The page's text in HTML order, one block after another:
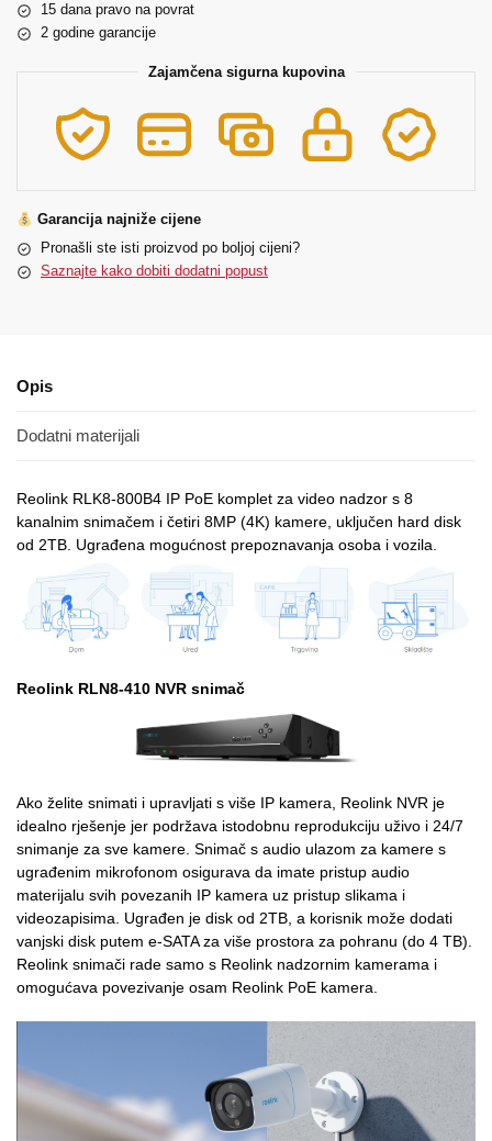
15 dana pravo na povrat
2 godine garancije
Zajamčena sigurna kupovina
Garancija najniže cijene
Pronašli ste isti proizvod po boljoj cijeni?
Saznajte kako dobiti dodatni popust
Opis
Dodatni materijali
Reolink RLK8-800B4 IP PoE komplet za video nadzor s 8
kanalnim snimačem i četiri 8MP (4K) kamere, uključen hard disk
od 2TB. Ugrađena mogućnost prepoznavanja osoba i vozila.
Reolink RLN8-410 NVR snimač
Ako želite snimati i upravljati s više IP kamera, Reolink NVR je
idealno rješenje jer podržava istodobnu reprodukciju uživo i 24/7
snimanje za sve kamere. Snimač s audio ulazom za kamere s
ugrađenim mikrofonom osigurava da imate pristup audio
materijalu svih povezanih IP kamera uz pristup slikama i
videozapisima. Ugrađen je disk od 2TB, a korisnik može dodati
vanjski disk putem e-SATA za više prostora za pohranu (do 4 TB).
Reolink snimači rade samo s Reolink nadzornim kamerama i
omogućava povezivanje osam Reolink PoE kamera.